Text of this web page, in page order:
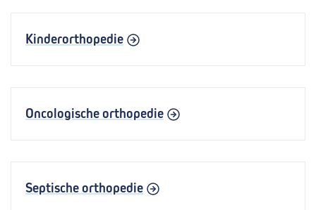
Kinderorthopedie
Oncologische orthopedie
Septische orthopedie